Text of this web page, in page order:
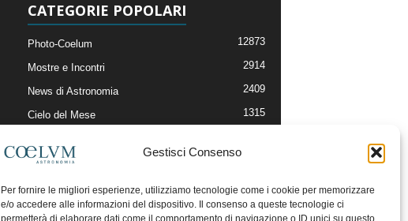
Gestisci Consenso
Per fornire le migliori esperienze, utilizziamo tecnologie come i cookie per memorizzare
e/o accedere alle informazioni del dispositivo. Il consenso a queste tecnologie ci
permetterà di elaborare dati come il comportamento di navigazione o ID unici su questo
CATEGORIE POPOLARI
Photo-Coelum 12873
Mostre e Incontri 2914
News di Astronomia 2409
Cielo del Mese 1315
Articoli e Risorse On-Line
Il Blog della Redazione